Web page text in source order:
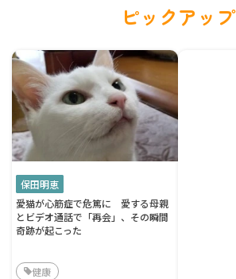
ピックアップ
保田明恵
愛猫が心筋症で危篤に 愛する母親
とビデオ通話で「再会」、その瞬間
奇跡が起こった
健康